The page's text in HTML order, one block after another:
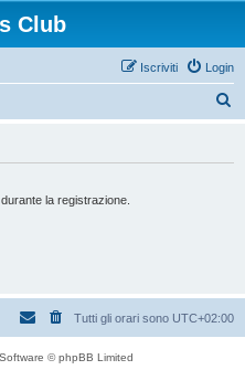
Club
Login
Iscriviti
la registrazione.
Tutti gli orari sono UTC+02:00
© phpBB Limited